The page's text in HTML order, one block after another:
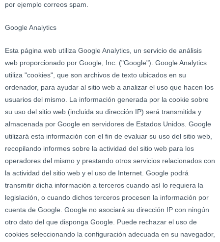
por ejemplo correos spam.
Google Analytics
Esta página web utiliza Google Analytics, un servicio de análisis
web proporcionado por Google, Inc. ("Google"). Google Analytics
utiliza "cookies", que son archivos de texto ubicados en su
ordenador, para ayudar al sitio web a analizar el uso que hacen los
usuarios del mismo. La información generada por la cookie sobre
su uso del sitio web (incluida su dirección IP) será transmitida y
almacenada por Google en servidores de Estados Unidos. Google
utilizará esta información con el fin de evaluar su uso del sitio web,
recopilando informes sobre la actividad del sitio web para los
operadores del mismo y prestando otros servicios relacionados con
la actividad del sitio web y el uso de Internet. Google podrá
transmitir dicha información a terceros cuando así lo requiera la
legislación, o cuando dichos terceros procesen la información por
cuenta de Google. Google no asociará su dirección IP con ningún
otro dato del que disponga Google. Puede rechazar el uso de
cookies seleccionando la configuración adecuada en su navegador,